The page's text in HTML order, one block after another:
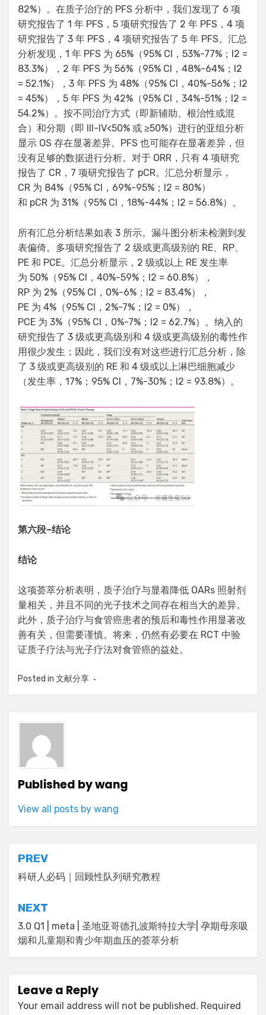
82%）。在质子治疗的 PFS 分析中，我们发现了 6 项
研究报告了 1 年 PFS，5 项研究报告了 2 年 PFS，4 项
研究报告了 3 年 PFS，4 项研究报告了 5 年 PFS。汇总
分析发现，1 年 PFS 为 65%（95% CI，53%-77%；I2 =
83.3%），2 年 PFS 为 56%（95% CI，48%-64%；I2
= 52.1%），3 年 PFS 为 48%（95% CI，40%-56%；I2
= 45%），5 年 PFS 为 42%（95% CI，34%-51%；I2 =
54.2%）。按不同治疗方式（即新辅助、根治性或混
合）和分期（即 III-IV<50% 或 ≥50%）进行的亚组分析
显示 OS 存在显著差异。PFS 也可能存在显著差异，但
没有足够的数据进行分析。对于 ORR，只有 4 项研究
报告了 CR，7 项研究报告了 pCR。汇总分析显示，
CR 为 84%（95% CI，69%-95%；I2 = 80%）
和 pCR 为 31%（95% CI，18%-44%；I2 = 56.8%）。
所有汇总分析结果如表 3 所示。漏斗图分析未检测到发
表偏倚。多项研究报告了 2 级或更高级别的 RE、RP、
PE 和 PCE。汇总分析显示，2 级或以上 RE 发生率
为 50%（95% CI，40%-59%；I2 = 60.8%），
RP 为 2%（95% CI，0%-6%；I2 = 83.4%），
PE 为 4%（95% CI，2%-7%；I2 = 0%），
PCE 为 3%（95% CI，0%-7%；I2 = 62.7%）。纳入的
研究报告了 3 级或更高级别和 4 级或更高级别的毒性作
用很少发生；因此，我们没有对这些进行汇总分析，除
了 3 级或更高级别的 RE 和 4 级或以上淋巴细胞减少
（发生率，17%；95% CI，7%-30%；I2 = 93.8%）。
第六段–结论
结论
这项荟萃分析表明，质子治疗与显着降低 OARs 照射剂
量相关，并且不同的光子技术之间存在相当大的差异。
此外，质子治疗与食管癌患者的预后和毒性作用显著改
善有关，但需要谨慎。将来，仍然有必要在 RCT 中验
证质子疗法与光子疗法对食管癌的益处。
Posted in 文献分享
Published bywang
View all posts by wang
Post
navigation
PREV
科研人必码｜回顾性队列研究教程
NEXT
3.0 Q1 | meta | 圣地亚哥德孔波斯特拉大学| 孕期母亲吸
烟和儿童期和青少年期血压的荟萃分析
Leave a Reply
Your email address will not be published. Required